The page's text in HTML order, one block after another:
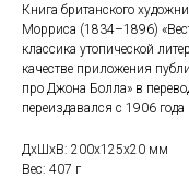
Книга британского
Морриса (1834–1896)
классика утопической
качестве приложения
про Джона Болла» в
переиздавался с 1906 года
ДxШxВ: 200x125x20 мм
Вес: 407 г